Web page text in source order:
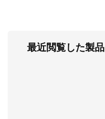
最近閲覧した製品